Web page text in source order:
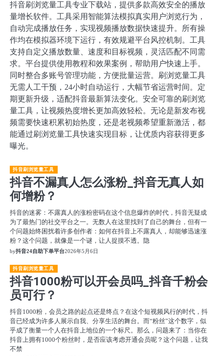
抖音刷浏览量工具专业下载站，提供多款高效安全的播放
量增长软件。工具采用智能算法模拟真实用户浏览行为，
自动完成播放任务，实现视频播放数据快速提升。所有操
作均在模拟器环境下运行，有效规避平台风控机制。工具
支持自定义播放数量、速度和目标视频，灵活匹配不同需
求。平台提供使用教程和效果案例，帮助用户快速上手。
同时整合多账号管理功能，方便批量运营。刷浏览量工具
无需人工干预，24小时自动运行，大幅节省运营时间。定
期更新升级，适配抖音最新算法变化。安全可靠的刷浏览
量工具，让视频热度增长更加高效轻松。无论是新发布视
频需要快速积累初始热度，还是老视频希望重新激活，都
能通过刷浏览量工具快速实现目标，让优质内容获得更多
曝光。
抖音刷浏览量工具
抖音不漏真人怎么涨粉_抖音无真人如
何增粉？
抖音的迷雾：不露真人的涨粉密码在这个信息爆炸的时代，抖音无疑成
为了最热门的社交平台之一。无数人在这里找到了自己的舞台，但有一
个问题始终困扰着许多创作者：如何在抖音上不露真人，却能够迅速涨
粉？这个问题，就像是一个谜，让人捉摸不透。隐
by抖音24自助下单平台2026年5月6日
抖音刷浏览量工具
抖音1000粉可以开会员吗_抖音千粉会
员可行？
抖音1000粉，会员之路的起点还是终点？在这个短视频风行的时代，抖
音已经成为许多人展示自我、分享生活的舞台。而“粉丝”这个数字，似
乎成了衡量一个人在抖音上地位的一个标尺。那么，问题来了：当你在
抖音上拥有1000个粉丝时，是否应该考虑开通会员呢？这个问题，让我
不禁